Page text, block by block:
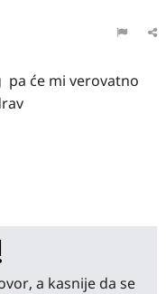
pa će mi verovatno
a kasnije da se